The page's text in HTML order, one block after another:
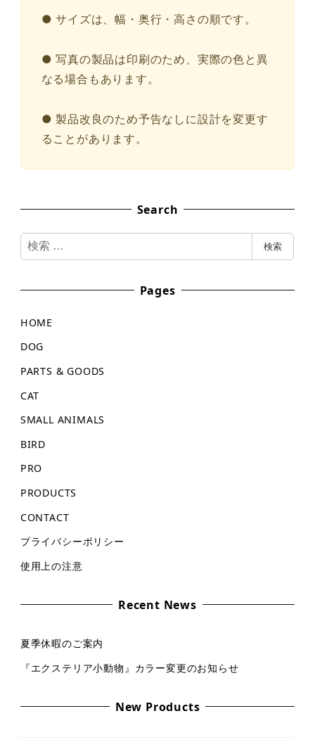
● サイズは、幅・奥行・高さの順です。
● 写真の製品は印刷のため、実際の色と異
なる場合もあります。
● 製品改良のため予告なしに設計を変更す
ることがあります。
Search
検
索
検索
Pages
HOME
DOG
PARTS & GOODS
CAT
SMALL ANIMALS
BIRD
PRO
PRODUCTS
CONTACT
プライバシーポリシー
使用上の注意
Recent News
夏季休暇のご案内
『エクステリア小動物』カラー変更のお知らせ
New Products